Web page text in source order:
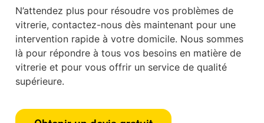
N’attendez plus pour résoudre vos problèmes de
vitrerie, contactez-nous dès maintenant pour une
intervention rapide à votre domicile. Nous sommes
là pour répondre à tous vos besoins en matière de
vitrerie et pour vous offrir un service de qualité
supérieure.